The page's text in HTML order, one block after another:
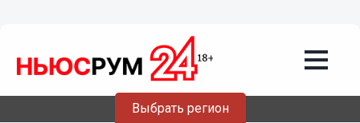
Выбрать регион
30.09.202208:52
Отопление и свет отключили частично
в двух районах Нижнего Новгорода